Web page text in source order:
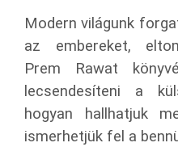
Modern világunk
az embereket,
Prem Rawat
lecsendesíteni a
hogyan hallhatjuk
ismerhetjük fel a